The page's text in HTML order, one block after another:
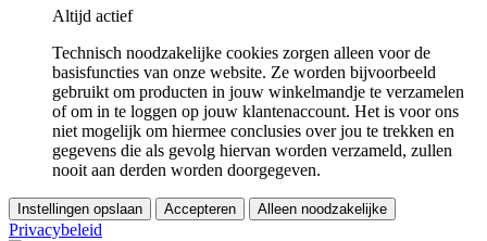
Altijd actief
Technisch noodzakelijke cookies zorgen alleen voor de
basisfuncties van onze website. Ze worden bijvoorbeeld
gebruikt om producten in jouw winkelmandje te verzamelen
of om in te loggen op jouw klantenaccount. Het is voor ons
niet mogelijk om hiermee conclusies over jou te trekken en
gegevens die als gevolg hiervan worden verzameld, zullen
nooit aan derden worden doorgegeven.
Instellingen opslaan Accepteren Alleen noodzakelijke
Privacybeleid